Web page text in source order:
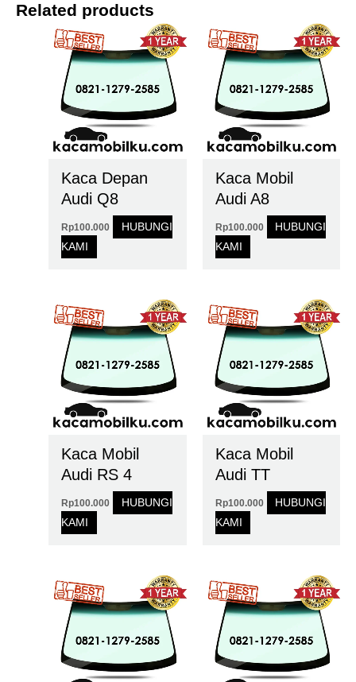
Related products
Kaca Depan
Audi Q8
Rp100.000
HUBUNGI
KAMI
Kaca Mobil
Audi A8
Rp100.000
HUBUNGI
KAMI
Kaca Mobil
Audi RS 4
Rp100.000
HUBUNGI
KAMI
Kaca Mobil
Audi TT
Rp100.000
HUBUNGI
KAMI